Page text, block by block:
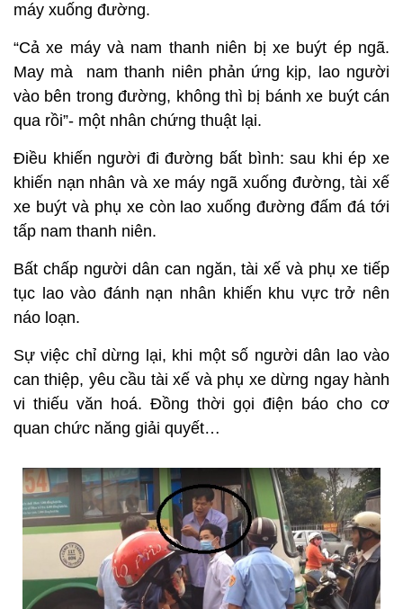
máy xuống đường.
“Cả xe máy và nam thanh niên bị xe buýt ép ngã.
May mà nam thanh niên phản ứng kịp, lao người
vào bên trong đường, không thì bị bánh xe buýt cán
qua rồi”- một nhân chứng thuật lại.
Điều khiến người đi đường bất bình: sau khi ép xe
khiến nạn nhân và xe máy ngã xuống đường, tài xế
xe buýt và phụ xe còn lao xuống đường đấm đá tới
tấp nam thanh niên.
Bất chấp người dân can ngăn, tài xế và phụ xe tiếp
tục lao vào đánh nạn nhân khiến khu vực trở nên
náo loạn.
Sự việc chỉ dừng lại, khi một số người dân lao vào
can thiệp, yêu cầu tài xế và phụ xe dừng ngay hành
vi thiếu văn hoá. Đồng thời gọi điện báo cho cơ
quan chức năng giải quyết…